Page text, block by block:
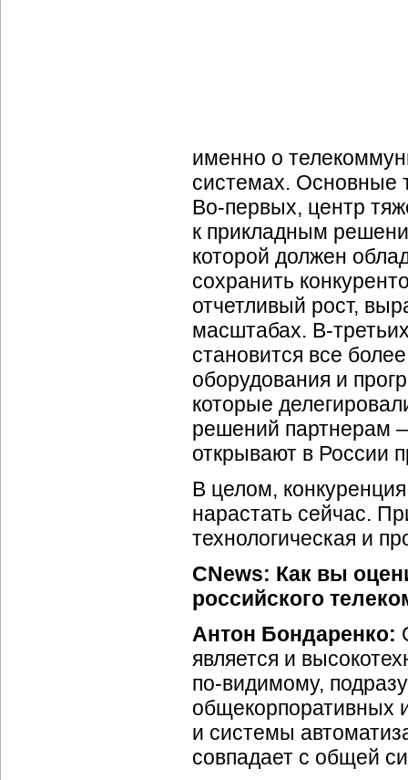
именно о
системах. Основные
Во-первых, центр
к прикладным
которой должен
сохранить
отчетливый рост,
масштабах. В-
становится все
оборудования и
которые
решений партнерам
открывают в России
В целом,
нарастать сейчас.
технологическая и
CNews: Как вы
российского
Антон Бондаренко:
является и
по-видимому,
общекорпоративных
и системы
совпадает с общей